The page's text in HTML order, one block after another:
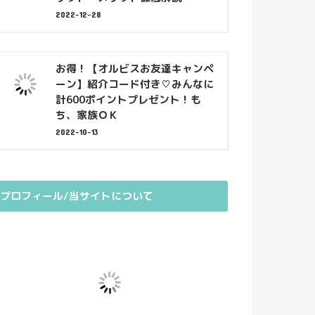
2022-12-28
お得！【オルビスお友達キャンペ
ーン】紹介コード付き♡みんなに
計600ポイントプレゼント！も
ち、家族ＯＫ
2022-10-13
プロフィール/当サイトについて